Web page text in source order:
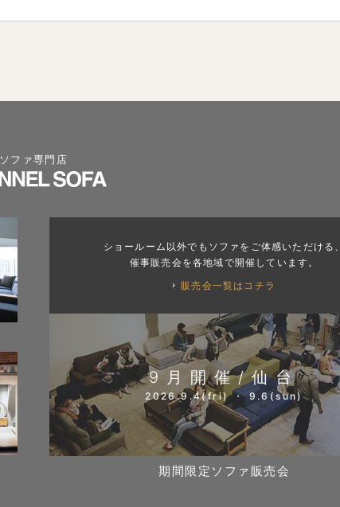
ソファ専門店
ショールーム以外でもソファをご体感いただける、
催事販売会を各地域で開催しています。
販売会一覧はコチラ
9月開催/仙台
2026.9.4(fri) ・ 9.6(sun)
期間限定ソファ販売会